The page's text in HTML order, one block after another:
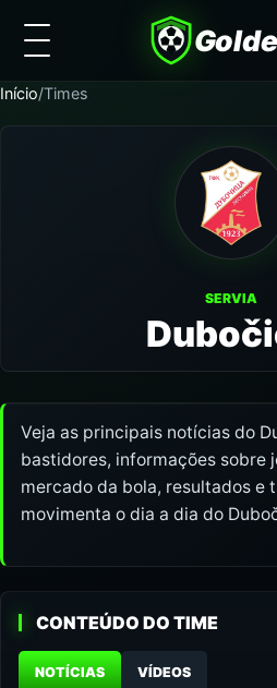
Golde
Início/Times
SERVIA
Veja as principais notícias do
bastidores, informações sobre
mercado da bola, resultados e
movimenta o dia a dia do
CONTEÚDO DO TIME
NOTÍCIAS VÍDEOS